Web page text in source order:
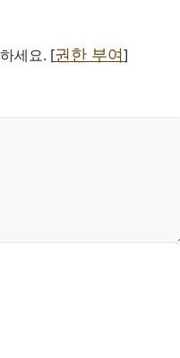
세요. [권한 부여]